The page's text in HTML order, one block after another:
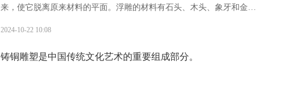
来，使它脱离原来材料的平面。浮雕的材料有石头、木头、象牙和金属
时也指表现形式。
2024-10-22 10:08
铸铜雕塑是中国传统文化艺术的重要组成部分。